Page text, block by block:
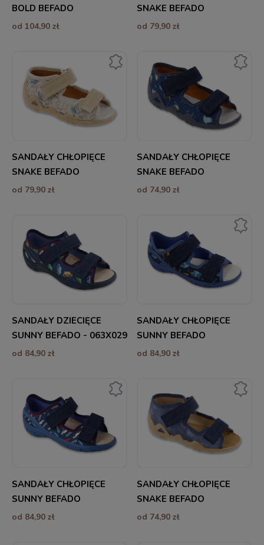
BOLD BEFADO
od 104,90 zł
SNAKE BEFADO
od 79,90 zł
SANDAŁY CHŁOPIĘCE
SNAKE BEFADO
od 79,90 zł
SANDAŁY CHŁOPIĘCE
SNAKE BEFADO
od 74,90 zł
SANDAŁY DZIECIĘCE
SUNNY BEFADO - 063X029
od 84,90 zł
SANDAŁY CHŁOPIĘCE
SUNNY BEFADO
od 84,90 zł
SANDAŁY CHŁOPIĘCE
SUNNY BEFADO
od 84,90 zł
SANDAŁY CHŁOPIĘCE
SNAKE BEFADO
od 74,90 zł